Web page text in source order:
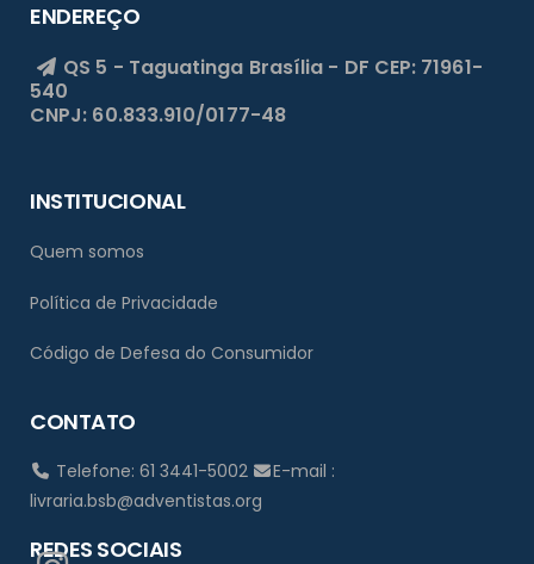
ENDEREÇO
QS 5 - Taguatinga Brasília - DF CEP: 71961-
540
CNPJ: 60.833.910/0177-48
INSTITUCIONAL
Quem somos
Política de Privacidade
Código de Defesa do Consumidor
CONTATO
Telefone: 61 3441-5002
E-mail :
livraria.bsb@adventistas.org
REDES SOCIAIS